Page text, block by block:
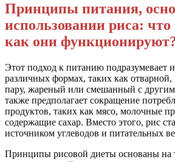
Принципы питания,
использовании риса: что
как они
Этот подход к питанию подразумевает
различных формах, таких как
пару, жареный или смешанный с
также предполагает сокращение
продуктов, таких как мясо, молочные
содержащие сахар. Вместо этого, рис
источником углеводов и питательных
Принципы рисовой диеты основаны на